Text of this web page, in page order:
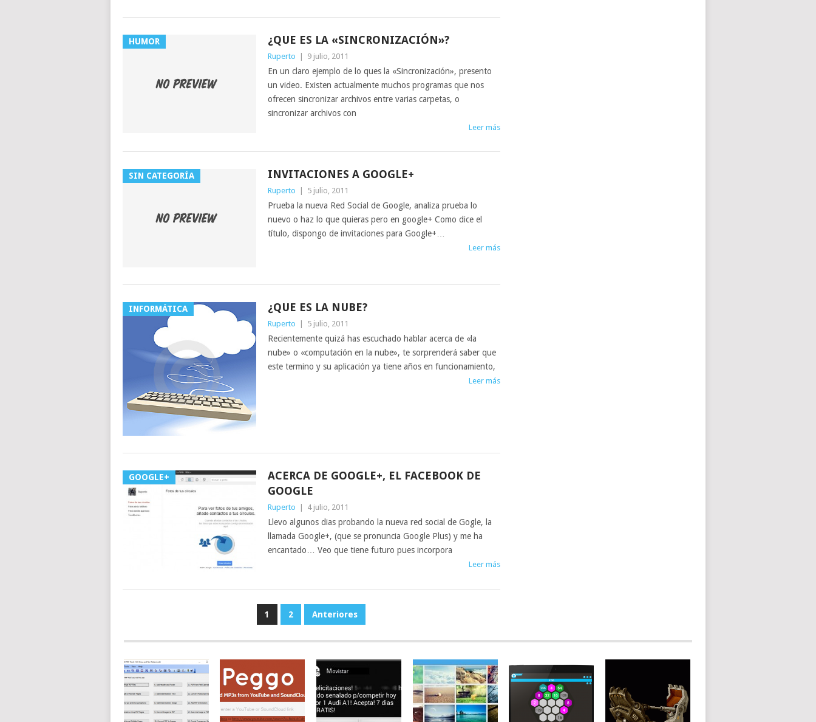
HUMOR ¿QUE ES LA «SINCRONIZACIÓN»?
Ruperto | 9 julio, 2011
En un claro ejemplo de lo ques la «Sincronización», presento
un video. Existen actualmente muchos programas que nos
ofrecen sincronizar archivos entre varias carpetas, o
sincronizar archivos con
Leer más
SIN CATEGORÍA INVITACIONES A GOOGLE+
Ruperto | 5 julio, 2011
Prueba la nueva Red Social de Google, analiza prueba lo
nuevo o haz lo que quieras pero en google+ Como dice el
título, dispongo de invitaciones para Google+…
Leer más
INFORMÁTICA ¿QUE ES LA NUBE?
Ruperto | 5 julio, 2011
Recientemente quizá has escuchado hablar acerca de «la
nube» o «computación en la nube», te sorprenderá saber que
este termino y su aplicación ya tiene años en funcionamiento,
Leer más
GOOGLE+
ACERCA DE GOOGLE+, EL FACEBOOK DE
GOOGLE
Ruperto | 4 julio, 2011
Llevo algunos dias probando la nueva red social de Gogle, la
llamada Google+, (que se pronuncia Google Plus) y me ha
encantado… Veo que tiene futuro pues incorpora
Leer más
1 2 Anteriores